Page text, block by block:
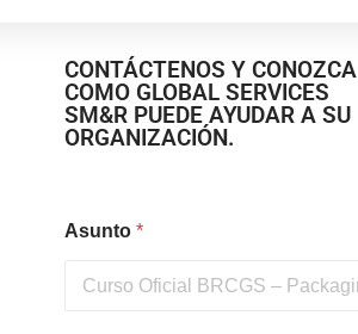
CONTÁCTENOS Y CONOZCA
COMO GLOBAL SERVICES
SM&R PUEDE AYUDAR A SU
ORGANIZACIÓN.
Asunto *